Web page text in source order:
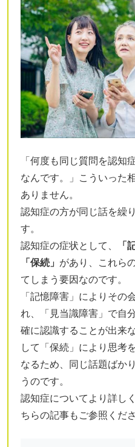
「何度も同じ質問を認知
なんです。」こういった
ありません。
認知症の方が同じ話を繰
す。
認知症の症状として、
「
「保続」 があり、これら
てしまう要因なのです。
「記憶障害」によりその
れ、「見当識障害」で自
確に認識することが出来
して「保続」により思考
なるため、同じ話題ばか
うのです。
認知症についてより詳し
ちらの記事もご参照くださ